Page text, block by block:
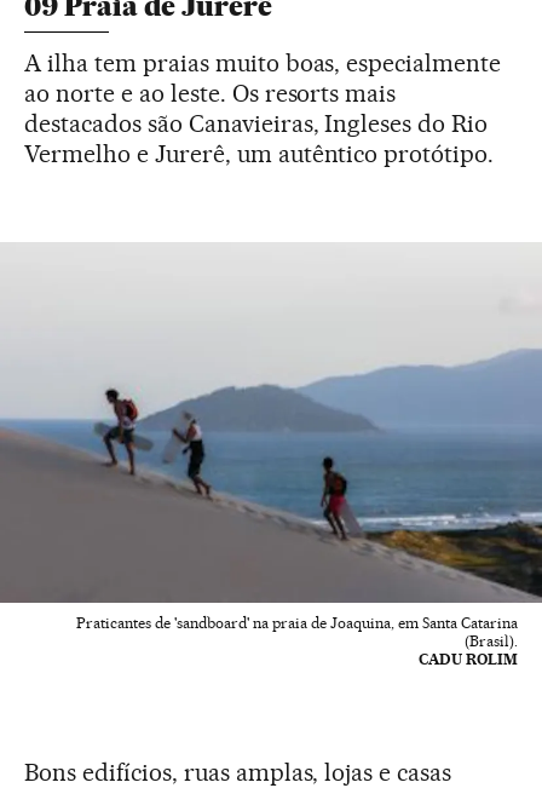
A ilha tem praias muito boas, especialmente
ao norte e ao leste. Os resorts mais
destacados são Canavieiras, Ingleses do Rio
Vermelho e Jurerê, um autêntico protótipo.
Praticantes de 'sandboard' na praia de Joaquina, em Santa Catarina
(Brasil).
CADU ROLIM
Bons edifícios, ruas amplas, lojas e casas